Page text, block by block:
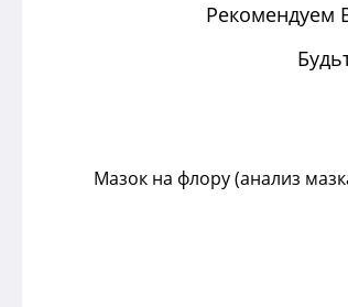
Рекомендуем
Мазок на флору (анализ